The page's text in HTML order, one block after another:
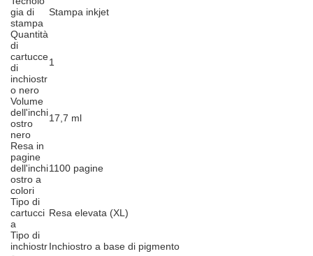
gia di
stampa
Stampa inkjet
Quantità
di
cartucce
di
inchiostr
o nero
1
Volume
dell'inchi
ostro
nero
17,7 ml
Resa in
pagine
dell'inchi
ostro a
colori
1100 pagine
Tipo di
cartucci
a
Resa elevata (XL)
Tipo di
inchiostrInchiostro a base di pigmento